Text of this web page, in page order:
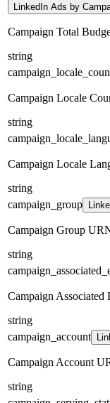
LinkedIn Ads by
Campaign Total
string
Campaign Locale
string
Campaign Locale
string
campaign_group
Campaign Group
string
Campaign
string
campaign_account
Campaign Account
string